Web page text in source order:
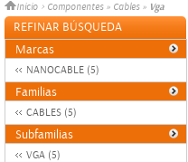
Inicio > Componentes » Cables » Vga
REFINAR BÚSQUEDA
Marcas
NANOCABLE (5)
Familias
CABLES (5)
Subfamilias
VGA (5)